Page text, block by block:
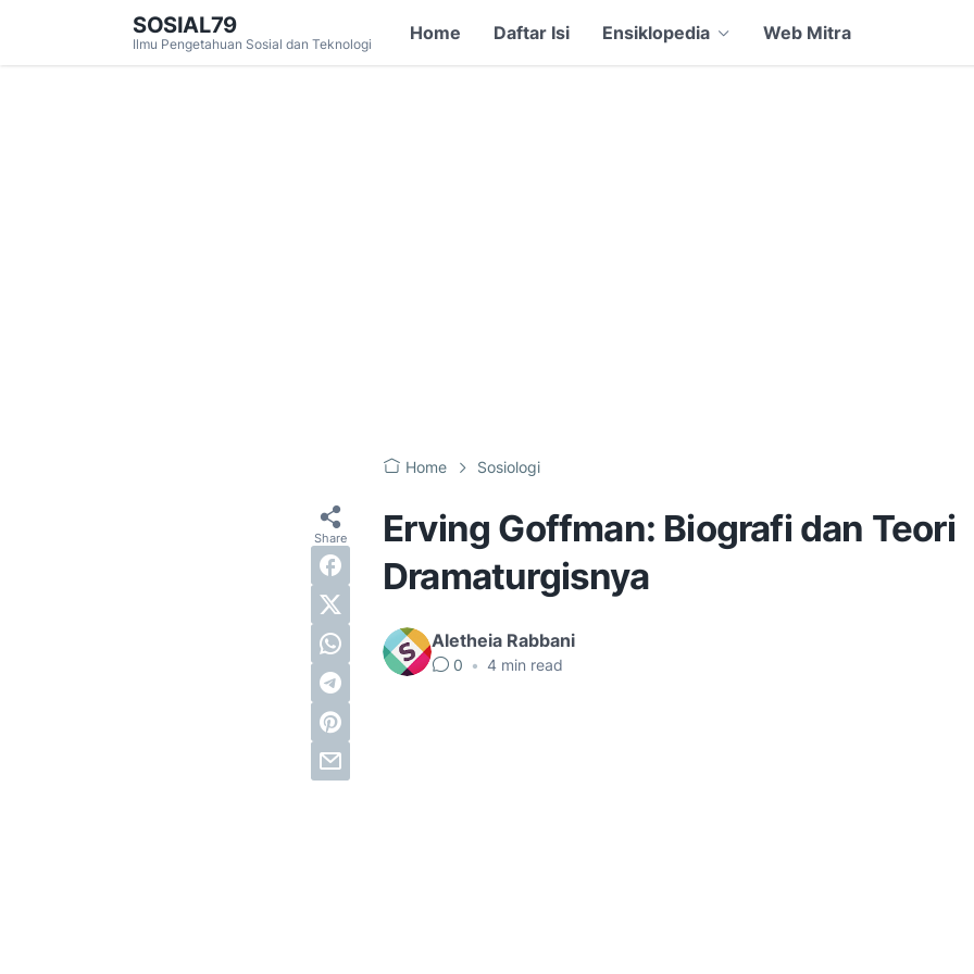
SOSIAL79
Ilmu Pengetahuan Sosial dan Teknologi
Home Daftar Isi Ensiklopedia Web Mitra
Home Sosiologi
Erving Goffman: Biografi dan Teori
Dramaturgisnya
Aletheia Rabbani
0 • 4 min read